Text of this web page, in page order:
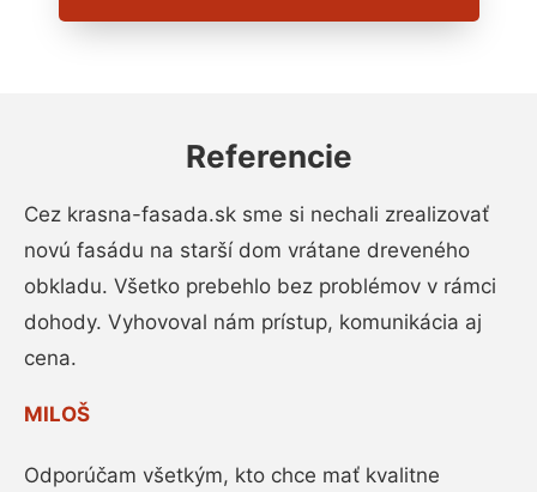
Referencie
Cez krasna-fasada.sk sme si nechali zrealizovať
novú fasádu na starší dom vrátane dreveného
obkladu. Všetko prebehlo bez problémov v rámci
dohody. Vyhovoval nám prístup, komunikácia aj
cena.
MILOŠ
Odporúčam všetkým, kto chce mať kvalitne